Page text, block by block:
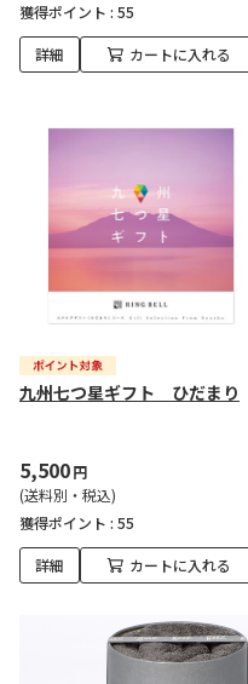
獲得ポイント : 55
詳細 カートに入れる
九州七つ星ギフト ひだまり
5,500円
(送料別・税込)
獲得ポイント : 55
詳細 カートに入れる